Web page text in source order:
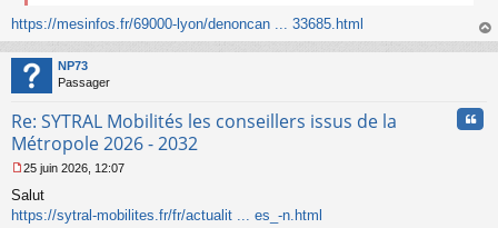
https://mesinfos.fr/69000-lyon/denoncan ... 33685.html
au
NP73
Passager
Re: SYTRAL Mobilités les conseillers issus de la
Métropole 2026 - 2032
e
s
25 juin 2026, 12:07
Salut
https://sytral-mobilites.fr/fr/actualit ... es_-n.html